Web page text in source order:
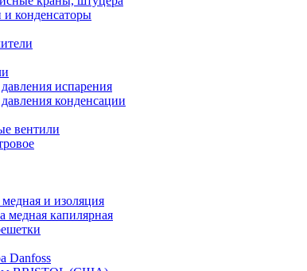
и конденсаторы
испарения
конденсации
вентили
и изоляция
медная капилярная
Danfoss